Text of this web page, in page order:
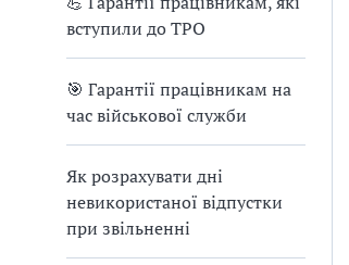
вступили до ТРО
🎯 Гарантії працівникам на
час військової служби
Як розрахувати дні
невикористаної відпустки
при звільненні